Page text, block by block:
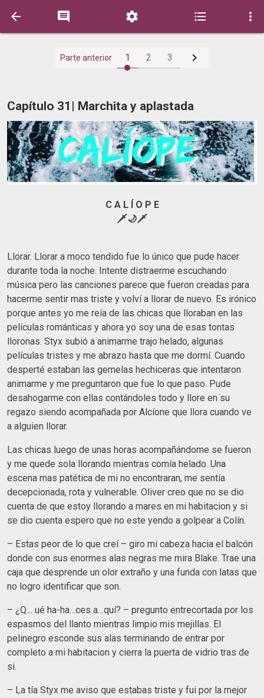
    
Parte anterior 1 2 3 
Capítulo 31| Marchita y aplastada
C A L Í O P E
🗡🌙🗡
Llorar. Llorar a moco tendido fue lo único que pude hacer
durante toda la noche. Intente distraerme escuchando
música pero las canciones parece que fueron creadas para
hacerme sentir mas triste y volví a llorar de nuevo. Es irónico
porque antes yo me reía de las chicas que lloraban en las
películas románticas y ahora yo soy una de esas tontas
lloronas. Styx subió a animarme trajo helado, algunas
películas tristes y me abrazo hasta que me dormí. Cuando
desperté estaban las gemelas hechiceras que intentaron
animarme y me preguntaron que fue lo que paso. Pude
desahogarme con ellas contándoles todo y llore en su
regazo siendo acompañada por Alcíone que llora cuando ve
a alguien llorar.
Las chicas luego de unas horas acompañándome se fueron
y me quede sola llorando mientras comía helado. Una
escena mas patética de mi no encontraran, me sentía
decepcionada, rota y vulnerable. Oliver creo que no se dio
cuenta de que estoy llorando a mares en mi habitacion y si
se dio cuenta espero que no este yendo a golpear a Colín.
– Estas peor de lo que creí – giro mi cabeza hacia el balcón
donde con sus enormes alas negras me mira Blake. Trae una
caja que desprende un olor extraño y una funda con latas que
no logro identificar que son.
– ¿Q… ué ha-ha…ces a…quí? – pregunto entrecortada por los
espasmos del llanto mientras limpio mis mejillas. El
pelinegro esconde sus alas terminando de entrar por
completo a mi habitacion y cierra la puerta de vidrio tras de
si.
– La tía Styx me aviso que estabas triste y fui por la mejor